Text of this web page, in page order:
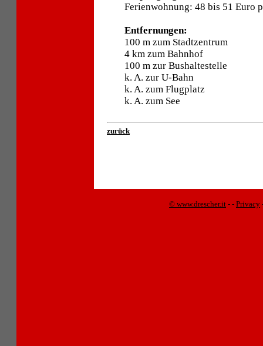
Ferienwohnung: 48 bis 51 Euro
Entfernungen:
100 m zum Stadtzentrum
4 km zum Bahnhof
100 m zur Bushaltestelle
k. A. zur U-Bahn
k. A. zum Flugplatz
k. A. zum See
zurück
© www.drescher.it - - Privacy